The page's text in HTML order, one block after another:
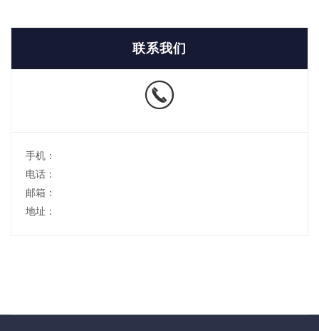
联系我们
手机：
电话：
邮箱：
地址：